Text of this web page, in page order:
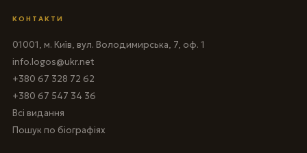
КОНТАКТИ
01001, м. Київ, вул. Володимирська, 7, оф. 1
info.logos@ukr.net
+380 67 328 72 62
+380 67 547 34 36
Всі видання
Пошук по біографіях